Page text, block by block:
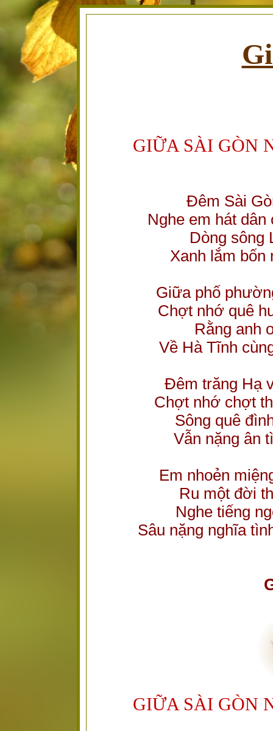
GIỮA SÀI GÒN
Đêm Sài
Nghe em hát
Dòng sông
Xanh lắm
Giữa phố
Chợt nhớ quê
Rằng anh
Về Hà Tĩnh
Đêm trăng Hạ
Chợt nhớ chợt
Sông quê
Vẫn nặng ân
Em nhoẻn
Ru một đời
Nghe tiếng
Sâu nặng nghĩa
GIỮA SÀI GÒN